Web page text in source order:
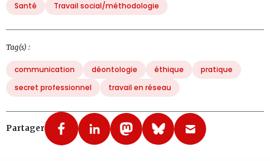
Santé Travail social/méthodologie
Tag(s) :
communication déontologie éthique
pratique
secret professionnel
travail en réseau
Partager